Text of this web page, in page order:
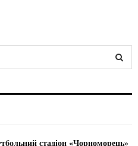
стадіон «Чорноморець»